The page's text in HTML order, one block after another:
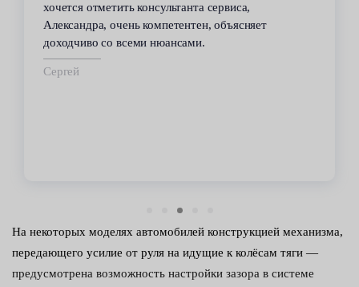
хочется отметить консультанта сервиса,
Александра, очень компетентен, объясняет
доходчиво со всеми нюансами.
Сергей
На некоторых моделях автомобилей конструкцией механизма,
передающего усилие от руля на идущие к колёсам тяги —
предусмотрена возможность настройки зазора в системе